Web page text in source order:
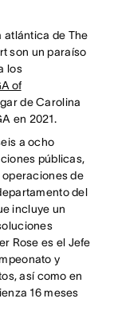
atlántica de The
son un paraíso
los
of
de Carolina
en 2021.
a ocho
públicas,
operaciones de
del
incluye un
Rose es el Jefe
y
así como en
16 meses